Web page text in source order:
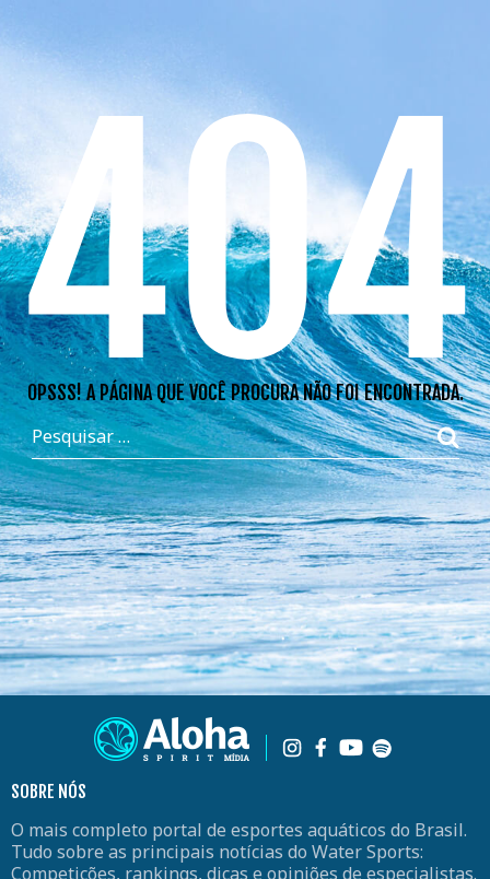
404
OPSSS! A PÁGINA QUE VOCÊ PROCURA NÃO FOI ENCONTRADA.
SOBRE NÓS
O mais completo portal de esportes aquáticos do Brasil.
Tudo sobre as principais notícias do Water Sports:
Competições, rankings, dicas e opiniões de especialistas.